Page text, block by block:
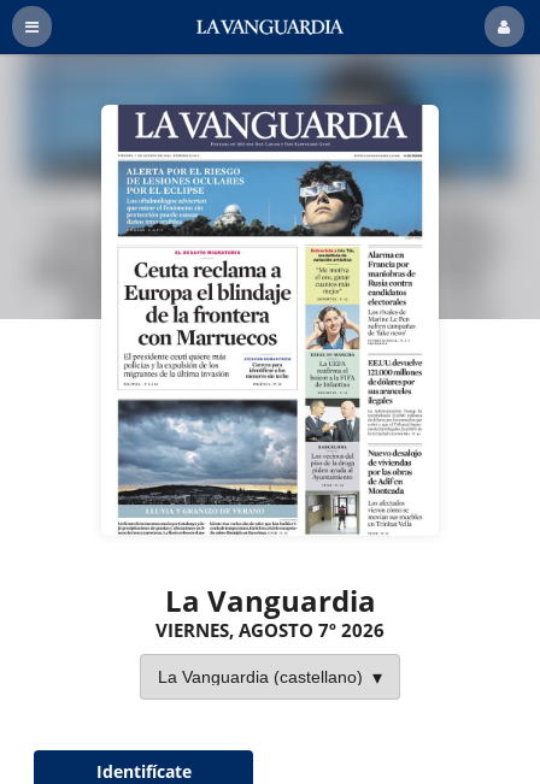
La Vanguardia
VIERNES, AGOSTO 7º 2026
Identifícate